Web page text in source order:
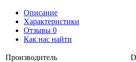
Описание
Характеристики
Отзывы 0
Как нас найти
Производитель